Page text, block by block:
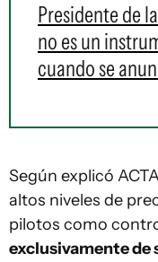
Presidente de
no es un
cuando se
Según explicó
altos niveles de
pilotos como
exclusivamente de